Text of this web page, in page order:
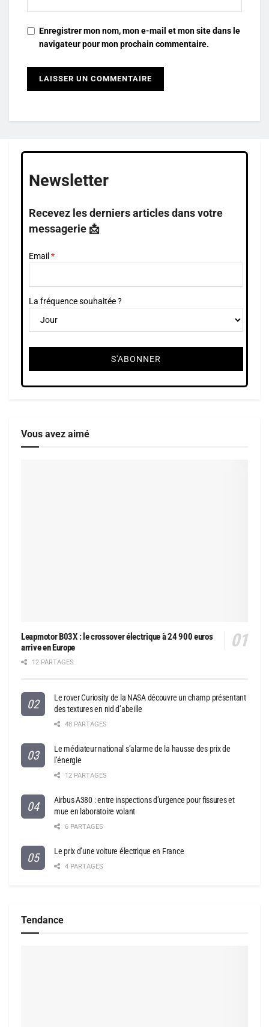
Enregistrer mon nom, mon e-mail et mon site dans le
navigateur pour mon prochain commentaire.
Newsletter
Recevez les derniers articles dans votre
messagerie 📩
Email
La fréquence souhaitée ?
Vous avez aimé
Leapmotor B03X : le crossover électrique à 24 900 euros
arrive en Europe
12 PARTAGES
Le rover Curiosity de la NASA découvre un champ présentant
des textures en nid d’abeille
48 PARTAGES
Le médiateur national s’alarme de la hausse des prix de
l’énergie
12 PARTAGES
Airbus A380 : entre inspections d’urgence pour fissures et
mue en laboratoire volant
6 PARTAGES
Le prix d’une voiture électrique en France
4 PARTAGES
Tendance